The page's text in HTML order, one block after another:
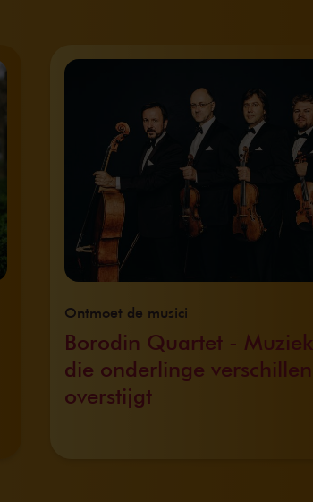
Borodin Quartet - Muziek
die onderlinge verschillen
overstijgt
Ontmoet de musici